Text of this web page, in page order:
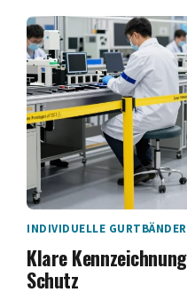
INDIVIDUELLE GURTBÄNDER
Klare
Schutz